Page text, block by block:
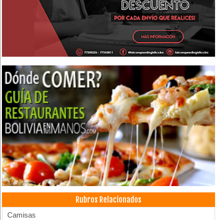
Rubros Relacionados
Camisas